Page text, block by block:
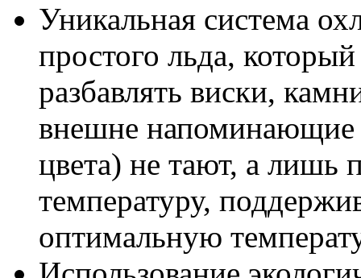
Уникальная система
простого льда,
разбавлять виски,
внешне напоминающие
цвета) не тают, а
температуру,
оптимальную